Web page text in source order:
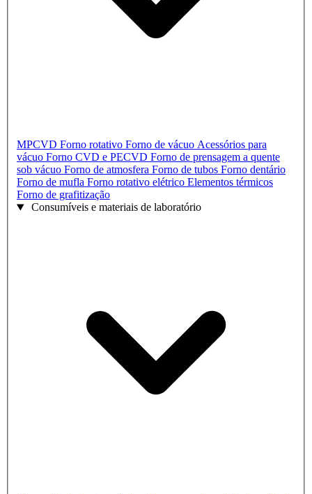
MPCVD Forno rotativo Forno de vácuo Acessórios para
vácuo Forno CVD e PECVD Forno de prensagem a quente
sob vácuo Forno de atmosfera Forno de tubos Forno dentário
Forno de mufla Forno rotativo elétrico Elementos térmicos
Forno de grafitização
Consumíveis e materiais de laboratório